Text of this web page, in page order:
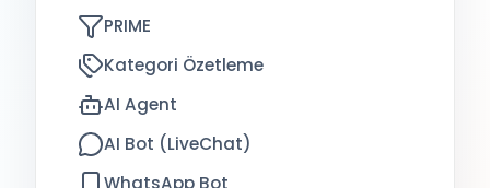
PRIME
Kategori Özetleme
AI Agent
AI Bot (LiveChat)
WhatsApp Bot